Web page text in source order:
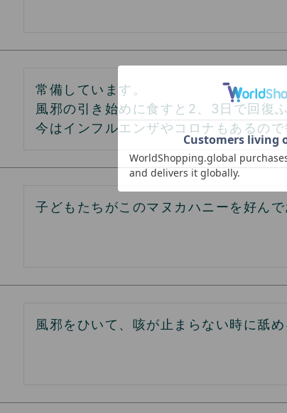
常備しています。
風邪の引き始めに食すと2、3日で回復
今はインフルエンザやコロナもあるの
子どもたちがこのマヌカハニーを好ん
風邪をひいて、咳が止まらない時に舐